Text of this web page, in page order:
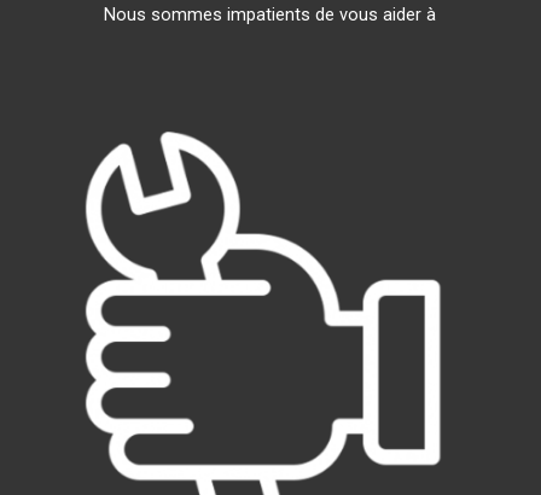
Nous sommes impatients de vous aider à